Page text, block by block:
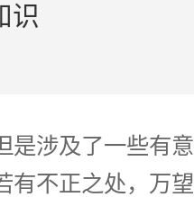
识
是涉及了一些有意
有不正之处，万望